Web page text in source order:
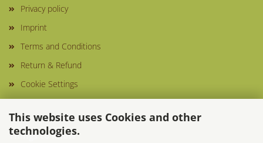
This website uses Cookies and other
technologies.
Privacy policy
Imprint
Terms and Conditions
Return & Refund
Cookie Settings
Things to know